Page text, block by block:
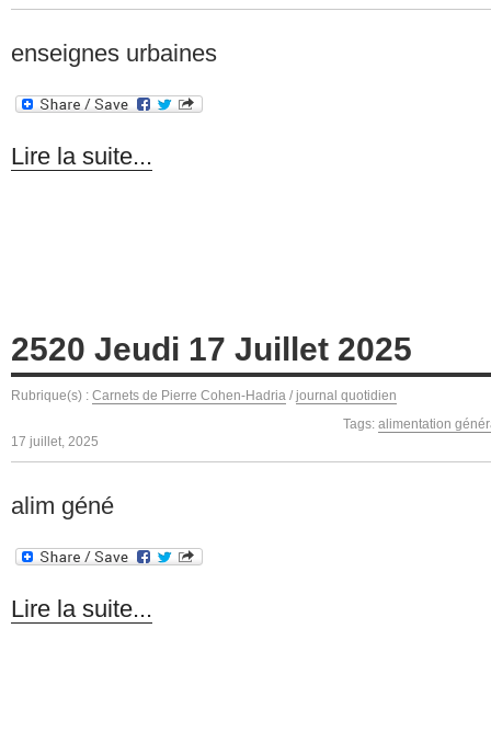
enseignes urbaines
Lire la suite...
2520 Jeudi 17 Juillet 2025
Rubrique(s) : Carnets de Pierre Cohen-Hadria / journal quotidien
Tags: alimentation
17 juillet, 2025
alim géné
Lire la suite...